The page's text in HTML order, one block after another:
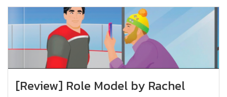
[Review] Role Model by Rachel